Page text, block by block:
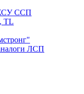
ССП
TL
ЛСП